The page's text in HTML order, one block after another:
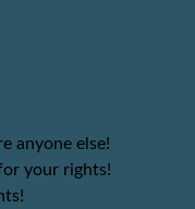
anyone else!
your rights!